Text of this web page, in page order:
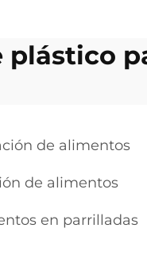
plástico
de alimentos
de alimentos
en parrilladas